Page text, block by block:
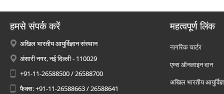
हमसे संपर्क करें
अखिल भारतीय आयुर्विज्ञान संस्थान
अंसारी नगर, नई दिल्ली - 110029
+91-11-26588500 / 26588700
फैक्स: +91-11-26588663 / 26588641
महत्वपूर्ण लिंक
नागरिक चार्टर
एम्स ऑनलाइन दान
अखिल भारतीय